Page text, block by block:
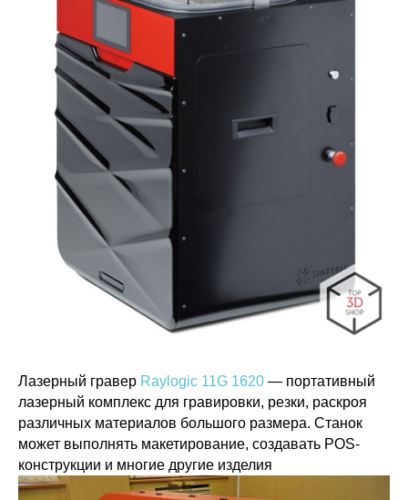
Лазерный гравер Raylogic 11G 1620 — портативный
лазерный комплекс для гравировки, резки, раскроя
различных материалов большого размера. Станок
может выполнять макетирование, создавать POS-
конструкции и многие другие изделия